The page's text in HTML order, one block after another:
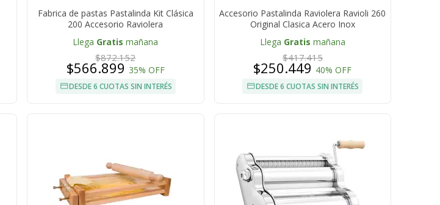
Fabrica de pastas Pastalinda Kit Clásica
200 Accesorio Raviolera
Llega Gratis mañana
$872.152
$566.899 35% OFF
DESDE 6 CUOTAS SIN INTERÉS
Accesorio Pastalinda Raviolera Ravioli 260
Original Clasica Acero Inox
Llega Gratis mañana
$417.415
$250.449 40% OFF
DESDE 6 CUOTAS SIN INTERÉS